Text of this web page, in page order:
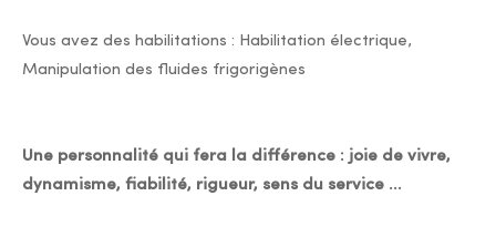
Vous avez des habilitations : Habilitation électrique,
Manipulation des fluides frigorigènes
Une personnalité qui fera la différence : joie de vivre,
dynamisme, fiabilité, rigueur, sens du service …